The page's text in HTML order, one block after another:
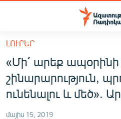
Մատչելիության
հիմնական
բովանդակությանը
Անցնել
հիմնական
մենյուին
ՀԱՅԱՍՏԱՆ
ՔԱՂԱՔԱԿԱՆ
ԼՈՒՐԵՐ
«Մի՛ արեք
շինարարություն,
ունենալու և մեծ».
մայիս 15, 2019